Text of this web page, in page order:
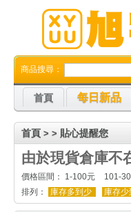
首頁 每日新品
商品搜尋：
首頁 > > 貼心提醒您
由於現貨倉庫不
價格區間： 1-100元 101-
排列：
庫存多到少 庫存少